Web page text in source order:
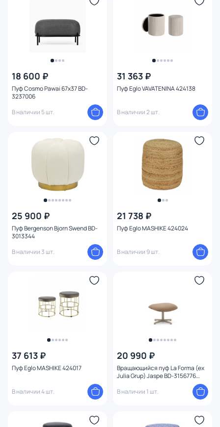
18 600 ₽
Пуф Cosmo Pawai 67х37 BD-
3237006
В наличии 5 шт.
31 363 ₽
Пуф Eglo VAVATENINA 424138
В наличии 2 шт.
25 900 ₽
Пуф Bergenson Bjorn Swend BD-
3013344
В наличии 3 шт.
21 738 ₽
Пуф Eglo MASHIKE 424024
В наличии 9 шт.
37 613 ₽
Пуф Eglo MASHIKE 424017
В наличии 4 шт.
20 990 ₽
Вращающийся пуф La Forma (ex
Julia Grup) Jaspe BD-3156776
В наличии 1 шт.